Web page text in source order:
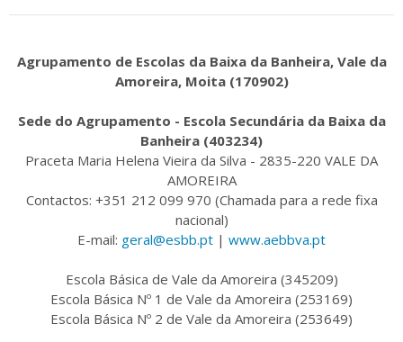
Agrupamento de Escolas da Baixa da Banheira, Vale da
Amoreira, Moita (170902)
Sede do Agrupamento - Escola Secundária da Baixa da
Banheira (403234)
Praceta Maria Helena Vieira da Silva - 2835-220 VALE DA
AMOREIRA
Contactos: +351 212 099 970 (Chamada para a rede fixa
nacional)
E-mail: geral@esbb.pt | www.aebbva.pt
Escola Básica de Vale da Amoreira (345209)
Escola Básica Nº 1 de Vale da Amoreira (253169)
Escola Básica Nº 2 de Vale da Amoreira (253649)